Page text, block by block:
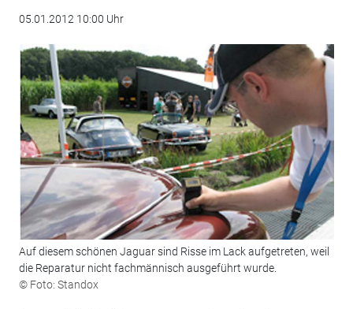
05.01.2012 10:00 Uhr
Auf diesem schönen Jaguar sind Risse im Lack aufgetreten, weil
die Reparatur nicht fachmännisch ausgeführt wurde.
© Foto: Standox